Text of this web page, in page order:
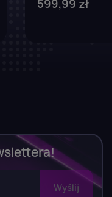
599,99 zł